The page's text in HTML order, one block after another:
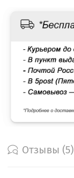
Отзывы (5)